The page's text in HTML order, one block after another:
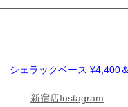
シェラックベース ¥4,400
新宿店Instagram